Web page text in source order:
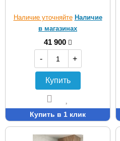
Наличие уточняйте Наличие
в магазинах
41 900
-
+
Купить
Купить в 1 клик